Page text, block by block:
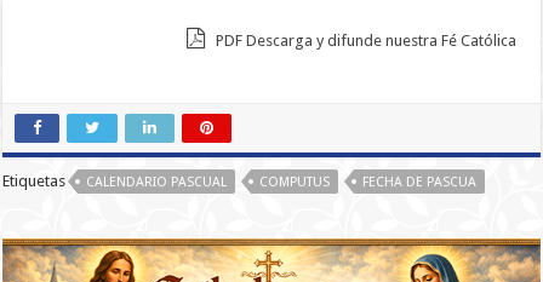
PDF Descarga y difunde nuestra Fé Católica
Etiquetas CALENDARIO PASCUAL COMPUTUS FECHA DE PASCUA